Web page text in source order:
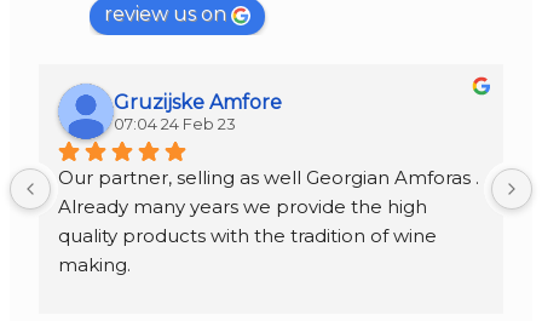
review us on
Gruzijske Amfore
07:04 24 Feb 23
Our partner, selling as well Georgian Amforas .
Already many years we provide the high
quality products with the tradition of wine
making.